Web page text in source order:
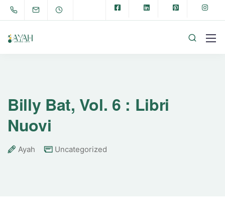
Billy Bat, Vol. 6 : Libri
Nuovi
Ayah Uncategorized